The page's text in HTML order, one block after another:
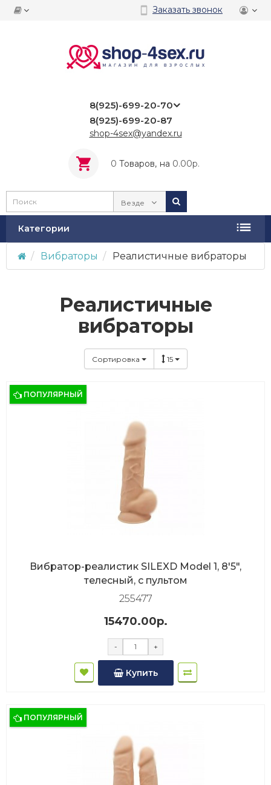
Заказать звонок
8(925)-699-20-70
8(925)-699-20-87
shop-4sex@yandex.ru
0 Tоваров, на 0.00р.
Везде
Категории
Вибраторы Реалистичные вибраторы
Реалистичные
вибраторы
Сортировка 15
ПОПУЛЯРНЫЙ
Вибратор-реалистик SILEXD Model 1, 8'5",
телесный, с пультом
255477
15470.00р.
- +
Купить
ПОПУЛЯРНЫЙ